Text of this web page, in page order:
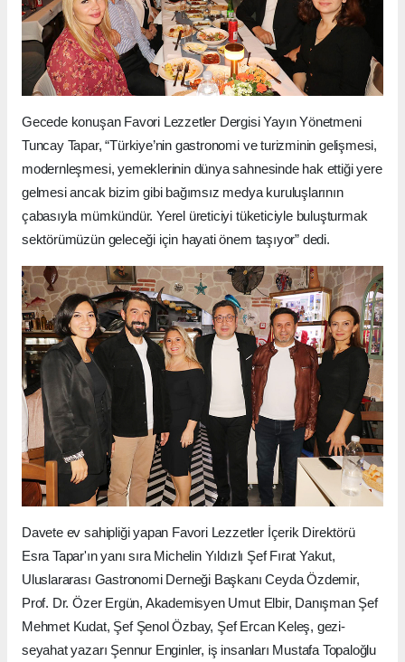
Gecede konuşan Favori Lezzetler Dergisi Yayın Yönetmeni
Tuncay Tapar, “Türkiye’nin gastronomi ve turizminin gelişmesi,
modernleşmesi, yemeklerinin dünya sahnesinde hak ettiği yere
gelmesi ancak bizim gibi bağımsız medya kuruluşlarının
çabasıyla mümkündür. Yerel üreticiyi tüketiciyle buluşturmak
sektörümüzün geleceği için hayati önem taşıyor” dedi.
Davete ev sahipliği yapan Favori Lezzetler İçerik Direktörü
Esra Tapar'ın yanı sıra Michelin Yıldızlı Şef Fırat Yakut,
Uluslararası Gastronomi Derneği Başkanı Ceyda Özdemir,
Prof. Dr. Özer Ergün, Akademisyen Umut Elbir, Danışman Şef
Mehmet Kudat, Şef Şenol Özbay, Şef Ercan Keleş, gezi-
seyahat yazarı Şennur Enginler, iş insanları Mustafa Topaloğlu